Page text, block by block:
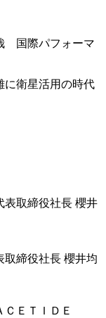
国際パフォーマ
に衛星活用の時代
取締役社長 櫻井均